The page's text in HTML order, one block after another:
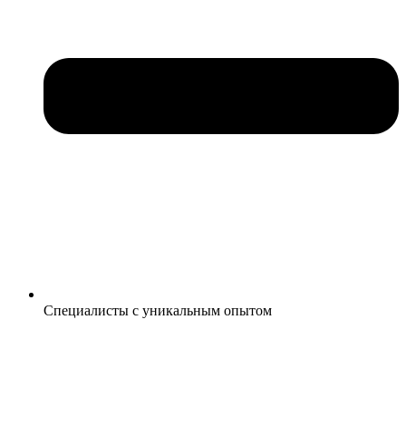
Специалисты с уникальным опытом